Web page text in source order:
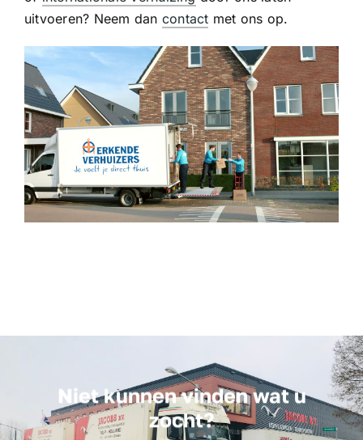
uitvoeren? Neem dan contact met ons op.
Niet kunnen vinden wat u
zocht?